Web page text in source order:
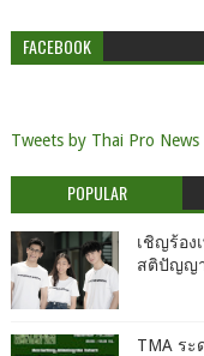
FACEBOOK
Tweets by Thai Pro News
POPULAR
เชิญร้อง
สติปัญญ
TMA ร